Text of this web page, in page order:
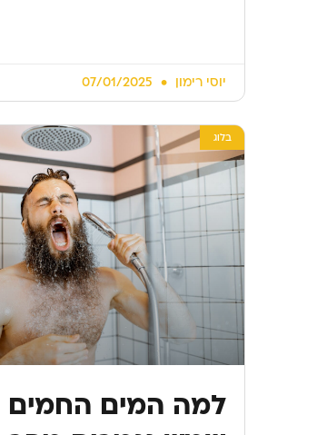
יוסי רימון
בלוג
למה המים החמים